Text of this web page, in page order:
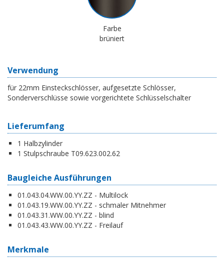
Farbe
brüniert
Verwendung
für 22mm Einsteckschlösser, aufgesetzte Schlösser,
Sonderverschlüsse sowie vorgerichtete Schlüsselschalter
Lieferumfang
1 Halbzylinder
1 Stulpschraube T09.623.002.62
Baugleiche Ausführungen
01.043.04.WW.00.YY.ZZ - Multilock
01.043.19.WW.00.YY.ZZ - schmaler Mitnehmer
01.043.31.WW.00.YY.ZZ - blind
01.043.43.WW.00.YY.ZZ - Freilauf
Merkmale